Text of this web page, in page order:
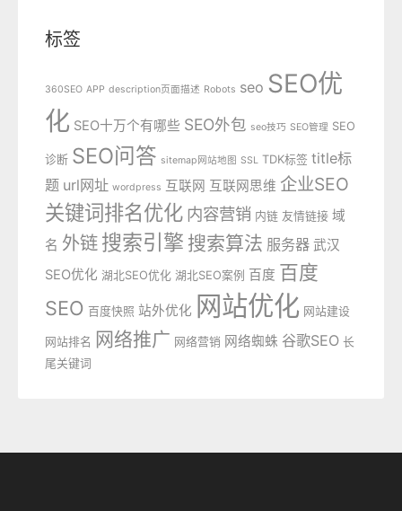
标签
360SEO APP description页面描述 Robots seo SEO优
化 SEO十万个有哪些 SEO外包 seo技巧 SEO管理 SEO
诊断 SEO问答 sitemap网站地图 SSL TDK标签 title标
题 url网址 wordpress 互联网 互联网思维 企业SEO
关键词排名优化 内容营销 内链 友情链接 域
名 外链 搜索引擎 搜索算法 服务器 武汉
SEO优化 湖北SEO优化 湖北SEO案例 百度 百度
SEO 百度快照 站外优化 网站优化 网站建设
网站排名 网络推广 网络营销 网络蜘蛛 谷歌SEO 长
尾关键词